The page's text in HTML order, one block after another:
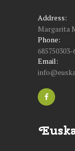
Address:
Margarita
Phone:
685750303-
Email: